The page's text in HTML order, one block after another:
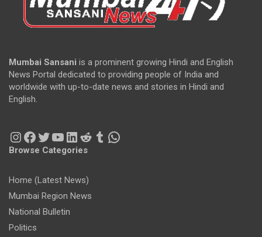
Mumbai Sansani is a prominent growing Hindi and English
News Portal dedicated to providing people of India and
worldwide with up-to-date news and stories in Hindi and
English.
Instagram
Facebook
Twitter
YouTube
LinkedIn
Reddit
Tumblr
WhatsApp
Browse Categories
Home (Latest News)
Mumbai Region News
National Bulletin
Politics